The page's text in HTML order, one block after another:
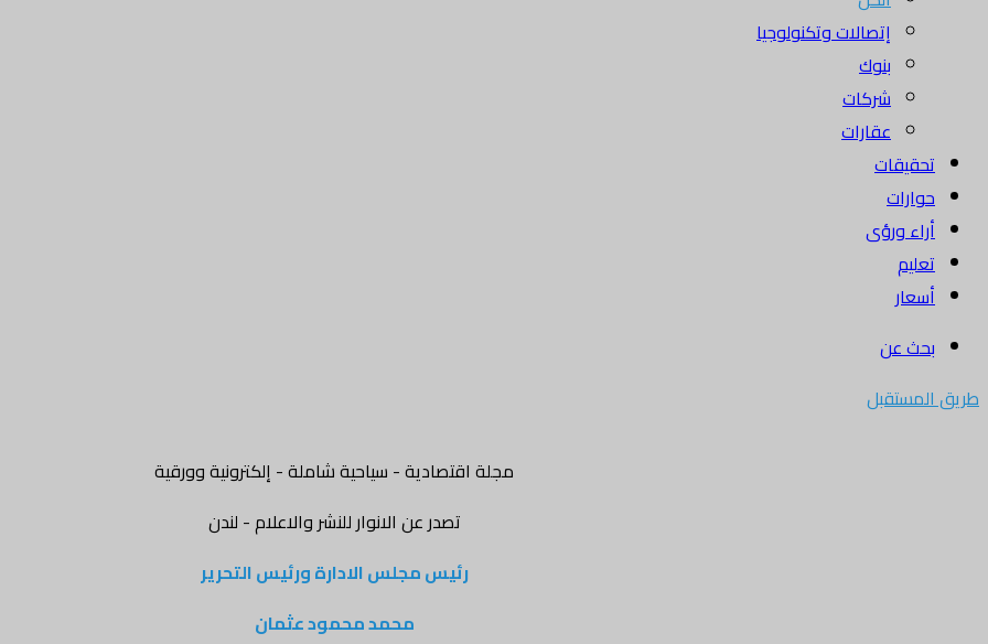
إتصالات وتكنولوجيا
بنوك
شركات
عقارات
تحقيقات
حوارات
أراء ورؤى
تعليم
أسعار
بحث عن
طريق المستقبل
مجلة اقتصادية - سياحية شاملة - إلكترونية وورقية
تصدر عن الانوار للنشر والاعلام - لندن
رئيس مجلس الادارة ورئيس التحرير
محمد محمود عثمان